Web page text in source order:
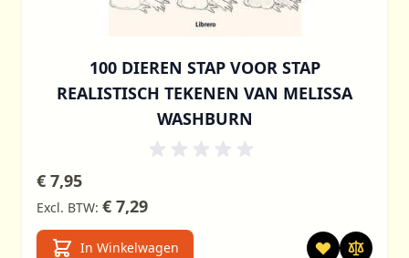
100 DIEREN STAP VOOR STAP
REALISTISCH TEKENEN VAN MELISSA
WASHBURN
€ 7,95
€ 7,29
In Winkelwagen